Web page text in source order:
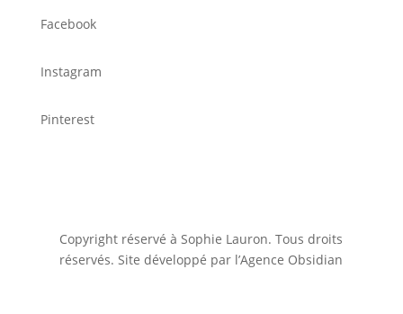
Facebook
Instagram
Pinterest
Copyright réservé à Sophie Lauron. Tous droits
réservés. Site développé par l’Agence Obsidian